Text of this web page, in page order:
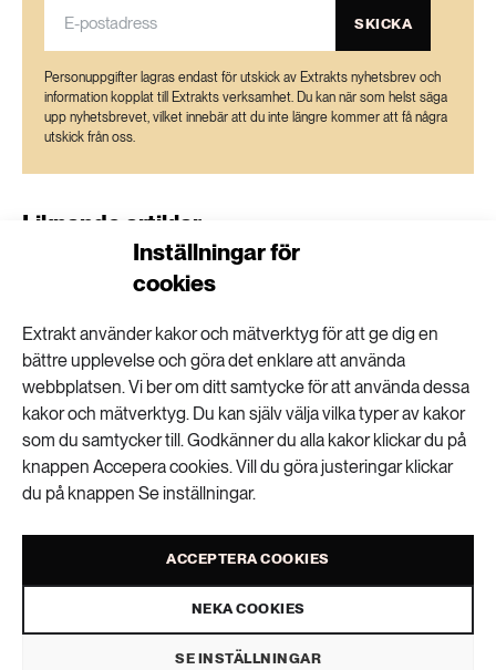
Inställningar för
cookies
Extrakt använder kakor och mätverktyg för att ge dig en
bättre upplevelse och göra det enklare att använda
webbplatsen. Vi ber om ditt samtycke för att använda dessa
kakor och mätverktyg. Du kan själv välja vilka typer av kakor
som du samtycker till. Godkänner du alla kakor klickar du på
knappen Accepera cookies. Vill du göra justeringar klickar
du på knappen Se inställningar.
ACCEPTERA COOKIES
NEKA COOKIES
SE INSTÄLLNINGAR
SKICKA
Personuppgifter lagras endast för utskick av Extrakts nyhetsbrev och
information kopplat till Extrakts verksamhet. Du kan när som helst säga
upp nyhetsbrevet, vilket innebär att du inte längre kommer att få några
utskick från oss.
Liknande artiklar
Göteborg gör vegetariskt till standard
”Ultraprocessad mat är ett trubbigt
begrepp”
”Man kan se olja, diesel och bensin som ett
kulturarv”